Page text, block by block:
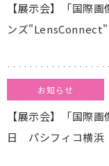
【展示会】「国際
ンズ"LensConnect"
お知らせ
【展示会】「国際
日 パシフィコ横浜